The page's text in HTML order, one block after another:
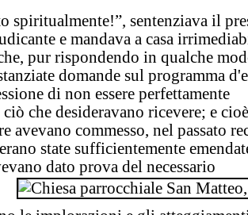
spiritualmente!”, sentenziava il
e mandava a casa
pur rispondendo in qualche
domande sul programma
di non essere perfettamente
che desideravano ricevere; e
avevano commesso, nel passato
state sufficientemente
dato prova del necessario